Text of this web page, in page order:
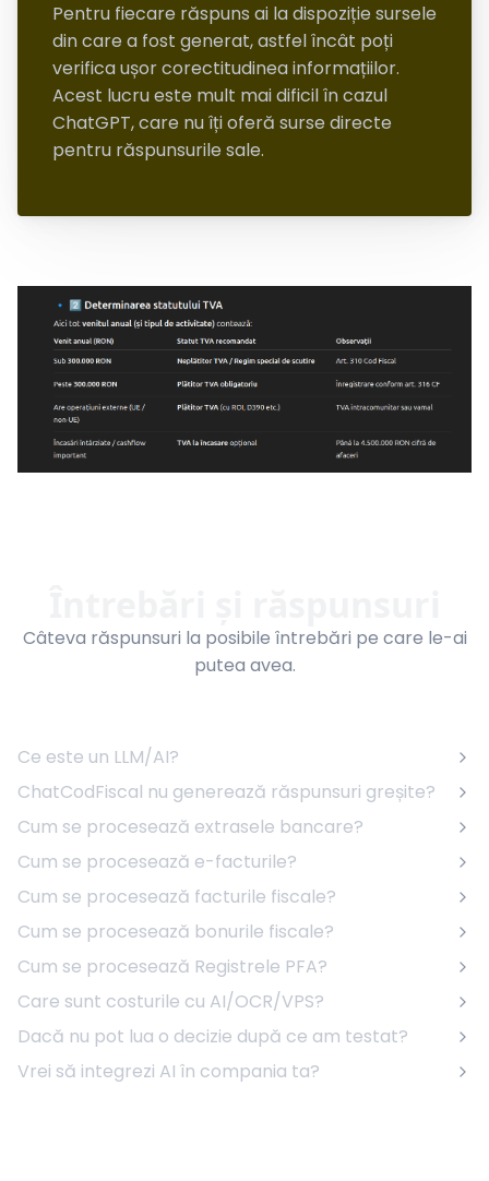
Pentru fiecare răspuns ai la dispoziție sursele
din care a fost generat, astfel încât poți
verifica ușor corectitudinea informațiilor.
Acest lucru este mult mai dificil în cazul
ChatGPT, care nu îți oferă surse directe
pentru răspunsurile sale.
Câteva răspunsuri la posibile întrebări pe care le-ai
putea avea.
Ce este un LLM/AI?
ChatCodFiscal nu generează răspunsuri greșite?
Cum se procesează extrasele bancare?
Cum se procesează e-facturile?
Cum se procesează facturile fiscale?
Cum se procesează bonurile fiscale?
Cum se procesează Registrele PFA?
Care sunt costurile cu AI/OCR/VPS?
Dacă nu pot lua o decizie după ce am testat?
Vrei să integrezi AI în compania ta?